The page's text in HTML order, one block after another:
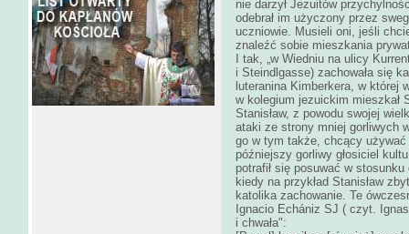
nie darzył Jezuitów
odebrał im użyczony przez
uczniowie. Musieli oni, jeśli
znaleźć sobie mieszkania
I tak, „w Wiedniu na ulicy
i Steindlgasse) zachowała się
luteranina Kimberkera, w której
w kolegium jezuickim mieszkał
Stanisław, z powodu swojej
ataki ze strony mniej gorliwych
go w tym także, chcący używać
późniejszy gorliwy głosiciel
potrafił się posuwać w
kiedy na przykład Stanisław
katolika zachowanie. Te
Ignacio Echániz SJ ( czyt.
i chwała":